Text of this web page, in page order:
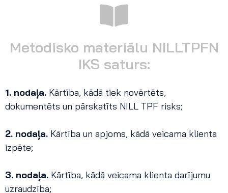
Metodisko materiālu NILLTPFN
IKS saturs:
1. nodaļa. Kārtība, kādā tiek novērtēts,
dokumentēts un pārskatīts NILL TPF risks;
2. nodaļa. Kārtība un apjoms, kādā veicama klienta
izpēte;
3. nodaļa. Kārtība, kādā veicama klienta darījumu
uzraudzība;